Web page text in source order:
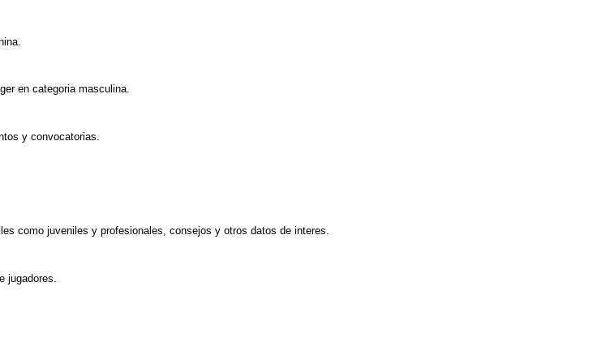
en categoria masculina.
y convocatorias.
como juveniles y profesionales, consejos y otros datos de interes.
jugadores.